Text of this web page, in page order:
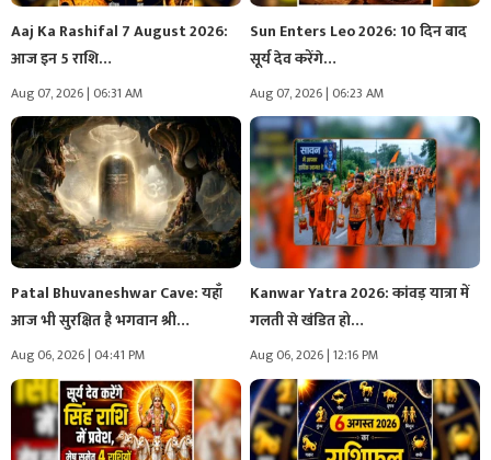
Aaj Ka Rashifal 7 August 2026:
आज इन 5 राशि…
Aug 07, 2026 | 06:31 AM
Sun Enters Leo 2026: 10 दिन बाद
सूर्य देव करेंगे…
Aug 07, 2026 | 06:23 AM
Patal Bhuvaneshwar Cave: यहाँ
आज भी सुरक्षित है भगवान श्री…
Aug 06, 2026 | 04:41 PM
Kanwar Yatra 2026: कांवड़ यात्रा में
गलती से खंडित हो…
Aug 06, 2026 | 12:16 PM